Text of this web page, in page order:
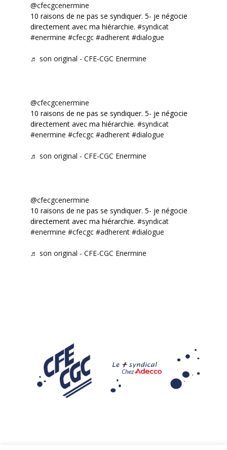
@cfecgcenermine
10 raisons de ne pas se syndiquer. 5- je négocie
directement avec ma hiérarchie. #syndicat
#enermine #cfecgc #adherent #dialogue
♬ son original - CFE-CGC Enermine
@cfecgcenermine
10 raisons de ne pas se syndiquer. 5- je négocie
directement avec ma hiérarchie. #syndicat
#enermine #cfecgc #adherent #dialogue
♬ son original - CFE-CGC Enermine
@cfecgcenermine
10 raisons de ne pas se syndiquer. 5- je négocie
directement avec ma hiérarchie. #syndicat
#enermine #cfecgc #adherent #dialogue
♬ son original - CFE-CGC Enermine